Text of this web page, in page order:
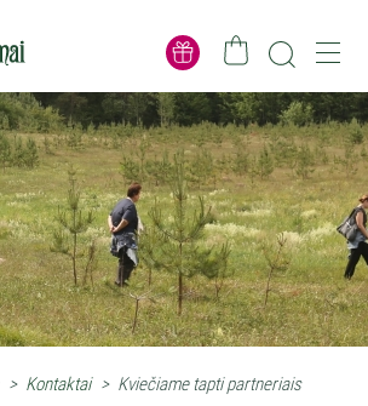
> Kontaktai > Kviečiame tapti partneriais